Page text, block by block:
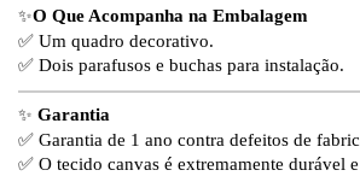
✨O Que Acompanha na Embalagem
✅ Um quadro decorativo.
✅ Dois parafusos e buchas para instalação.
✨ Garantia
✅ Garantia de 1 ano contra defeitos de
✅ O tecido canvas é extremamente durável